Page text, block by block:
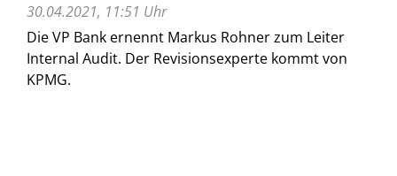
30.04.2021, 11:51 Uhr
Die VP Bank ernennt Markus Rohner zum Leiter
Internal Audit. Der Revisionsexperte kommt von
KPMG.